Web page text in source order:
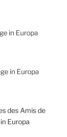
in Europa
in Europa
des Amis de
Europa